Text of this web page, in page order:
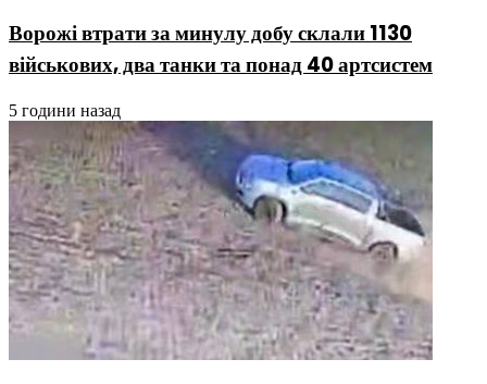
Ворожі втрати за минулу добу склали 1130
військових, два танки та понад 40 артсистем
5 години назад